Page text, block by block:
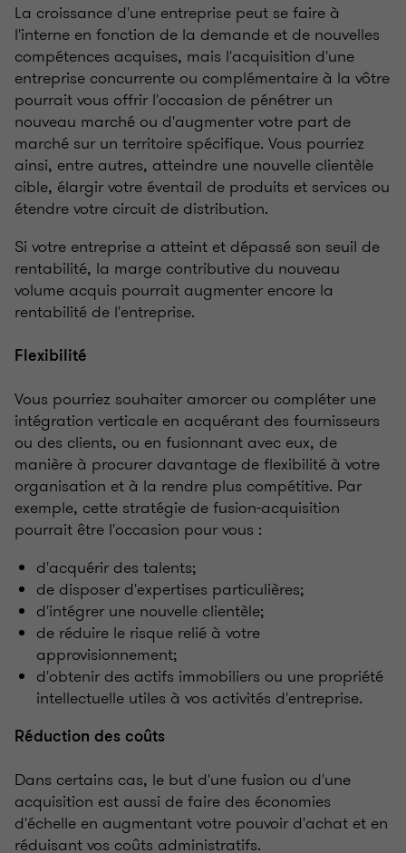
La croissance d'une entreprise peut se faire à
l'interne en fonction de la demande et de nouvelles
compétences acquises, mais l'acquisition d'une
entreprise concurrente ou complémentaire à la vôtre
pourrait vous offrir l'occasion de pénétrer un
nouveau marché ou d'augmenter votre part de
marché sur un territoire spécifique. Vous pourriez
ainsi, entre autres, atteindre une nouvelle clientèle
cible, élargir votre éventail de produits et services ou
étendre votre circuit de distribution.
Si votre entreprise a atteint et dépassé son seuil de
rentabilité, la marge contributive du nouveau
volume acquis pourrait augmenter encore la
rentabilité de l'entreprise.
Flexibilité
Vous pourriez souhaiter amorcer ou compléter une
intégration verticale en acquérant des fournisseurs
ou des clients, ou en fusionnant avec eux, de
manière à procurer davantage de flexibilité à votre
organisation et à la rendre plus compétitive. Par
exemple, cette stratégie de fusion-acquisition
pourrait être l'occasion pour vous :
d'acquérir des talents;
de disposer d'expertises particulières;
d'intégrer une nouvelle clientèle;
de réduire le risque relié à votre
approvisionnement;
d'obtenir des actifs immobiliers ou une propriété
intellectuelle utiles à vos activités d'entreprise.
Réduction des coûts
Dans certains cas, le but d'une fusion ou d'une
acquisition est aussi de faire des économies
d'échelle en augmentant votre pouvoir d'achat et en
réduisant vos coûts administratifs.